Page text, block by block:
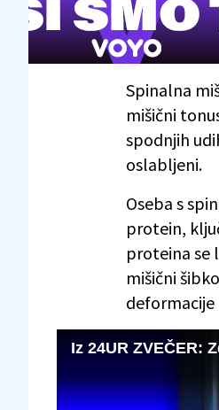
Spinalna
mišični
spodnjih
oslabljeni.
Oseba s
protein,
proteina se
mišični
Iz 24UR ZVEČER: